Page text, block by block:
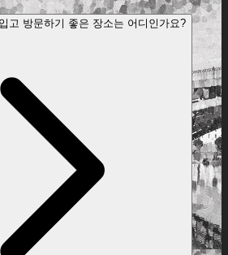
고 방문하기 좋은 장소는 어디인가요?